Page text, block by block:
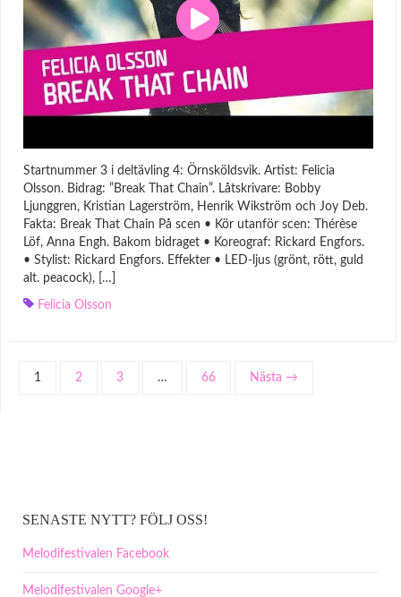
Startnummer 3 i deltävling 4: Örnsköldsvik. Artist: Felicia
Olsson. Bidrag: ”Break That Chain”. Låtskrivare: Bobby
Ljunggren, Kristian Lagerström, Henrik Wikström och Joy Deb.
Fakta: Break That Chain På scen • Kör utanför scen: Thérèse
Löf, Anna Engh. Bakom bidraget • Koreograf: Rickard Engfors.
• Stylist: Rickard Engfors. Effekter • LED-ljus (grönt, rött, guld
alt. peacock), […]
Felicia Olsson
1 2 3 … 66 Nästa →
SENASTE NYTT? FÖLJ OSS!
Melodifestivalen Facebook
Melodifestivalen Google+